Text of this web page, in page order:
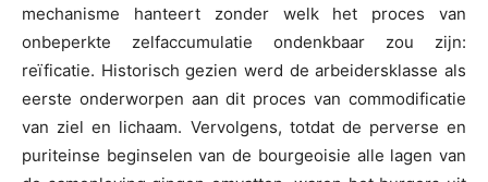
mechanisme hanteert zonder welk het proces van
onbeperkte zelfaccumulatie ondenkbaar zou zijn:
reïficatie. Historisch gezien werd de arbeidersklasse als
eerste onderworpen aan dit proces van commodificatie
van ziel en lichaam. Vervolgens, totdat de perverse en
puriteinse beginselen van de bourgeoisie alle lagen van